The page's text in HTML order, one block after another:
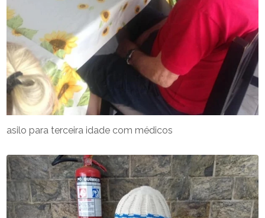
asilo para terceira idade com médicos